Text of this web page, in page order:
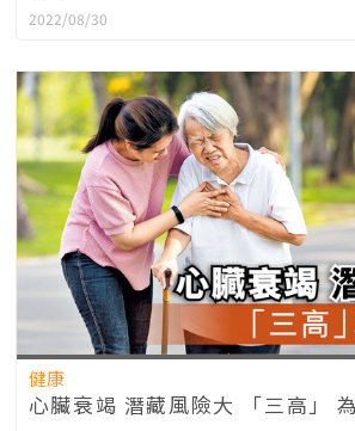
2022/08/30
健康
心臟衰竭 潛藏風險大 「三高」